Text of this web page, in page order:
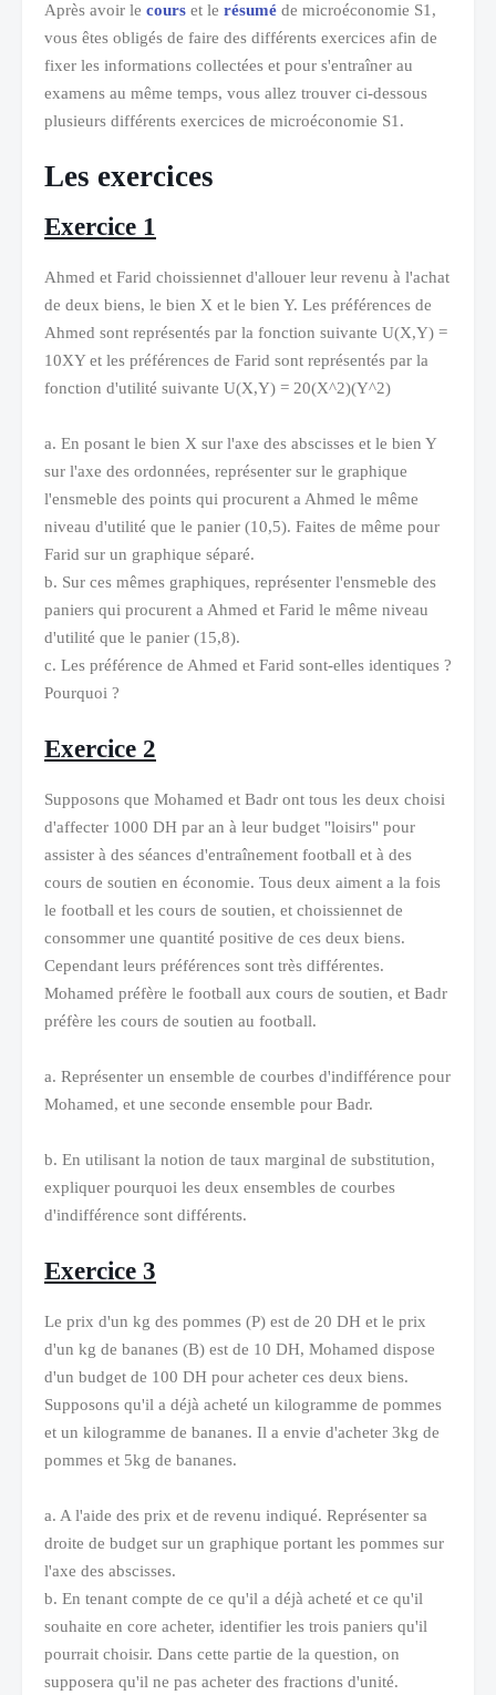
Après avoir le cours et le résumé de microéconomie S1,
vous êtes obligés de faire des différents exercices afin de
fixer les informations collectées et pour s'entraîner au
examens au même temps, vous allez trouver ci-dessous
plusieurs différents exercices de microéconomie S1.
Les exercices
Exercice 1
Ahmed et Farid choissiennet d'allouer leur revenu à l'achat
de deux biens, le bien X et le bien Y. Les préférences de
Ahmed sont représentés par la fonction suivante U(X,Y) =
10XY et les préférences de Farid sont représentés par la
fonction d'utilité suivante U(X,Y) = 20(X^2)(Y^2)
a. En posant le bien X sur l'axe des abscisses et le bien Y
sur l'axe des ordonnées, représenter sur le graphique
l'ensmeble des points qui procurent a Ahmed le même
niveau d'utilité que le panier (10,5). Faites de même pour
Farid sur un graphique séparé.
b. Sur ces mêmes graphiques, représenter l'ensmeble des
paniers qui procurent a Ahmed et Farid le même niveau
d'utilité que le panier (15,8).
c. Les préférence de Ahmed et Farid sont-elles identiques ?
Pourquoi ?
Exercice 2
Supposons que Mohamed et Badr ont tous les deux choisi
d'affecter 1000 DH par an à leur budget "loisirs" pour
assister à des séances d'entraînement football et à des
cours de soutien en économie. Tous deux aiment a la fois
le football et les cours de soutien, et choissiennet de
consommer une quantité positive de ces deux biens.
Cependant leurs préférences sont très différentes.
Mohamed préfère le football aux cours de soutien, et Badr
préfère les cours de soutien au football.
a. Représenter un ensemble de courbes d'indifférence pour
Mohamed, et une seconde ensemble pour Badr.
b. En utilisant la notion de taux marginal de substitution,
expliquer pourquoi les deux ensembles de courbes
d'indifférence sont différents.
Exercice 3
Le prix d'un kg des pommes (P) est de 20 DH et le prix
d'un kg de bananes (B) est de 10 DH, Mohamed dispose
d'un budget de 100 DH pour acheter ces deux biens.
Supposons qu'il a déjà acheté un kilogramme de pommes
et un kilogramme de bananes. Il a envie d'acheter 3kg de
pommes et 5kg de bananes.
a. A l'aide des prix et de revenu indiqué. Représenter sa
droite de budget sur un graphique portant les pommes sur
l'axe des abscisses.
b. En tenant compte de ce qu'il a déjà acheté et ce qu'il
souhaite en core acheter, identifier les trois paniers qu'il
pourrait choisir. Dans cette partie de la question, on
supposera qu'il ne pas acheter des fractions d'unité.